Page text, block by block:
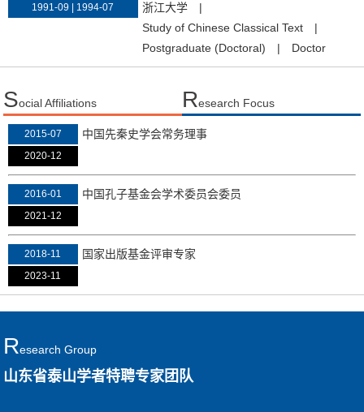
1991-09 | 1994-07 浙江大学
|
Study of Chinese Classical Text
|
Postgraduate (Doctoral)
| Doctor
Social Affiliations Research Focus
2015-07
2020-12
中国先秦史学会常务理事
2016-01
2021-12
中国孔子基金会学术委员会委员
2018-11
2023-11
国家出版基金评审专家
REsearch Group
山东省泰山学者特聘专家团队